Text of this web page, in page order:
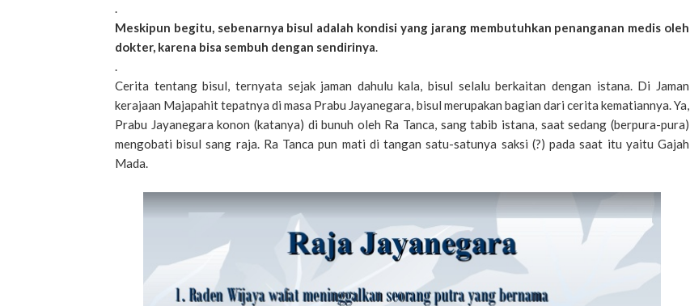
.
Meskipun begitu, sebenarnya bisul adalah kondisi yang jarang membutuhkan penanganan medis oleh
dokter, karena bisa sembuh dengan sendirinya.
.
Cerita tentang bisul, ternyata sejak jaman dahulu kala, bisul selalu berkaitan dengan istana. Di Jaman
kerajaan Majapahit tepatnya di masa Prabu Jayanegara, bisul merupakan bagian dari cerita kematiannya. Ya,
Prabu Jayanegara konon (katanya) di bunuh oleh Ra Tanca, sang tabib istana, saat sedang (berpura-pura)
mengobati bisul sang raja. Ra Tanca pun mati di tangan satu-satunya saksi (?) pada saat itu yaitu Gajah
Mada.